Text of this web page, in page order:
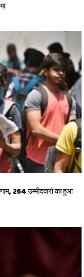
264 उम्मीदवारों का हुआ